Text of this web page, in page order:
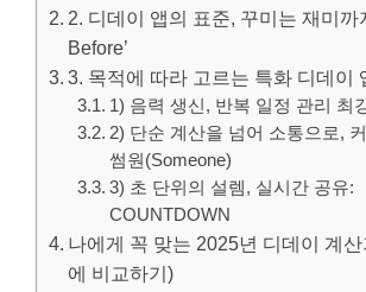
2. 디데이 앱의 표준, 꾸미는 재미까
Before’
3. 목적에 따라 고르는 특화 디데이
1) 음력 생신, 반복 일정 관리 최
2) 단순 계산을 넘어 소통으로,
썸원(Someone)
3) 초 단위의 설렘, 실시간 공유:
COUNTDOWN
나에게 꼭 맞는 2025년 디데이 계
에 비교하기)